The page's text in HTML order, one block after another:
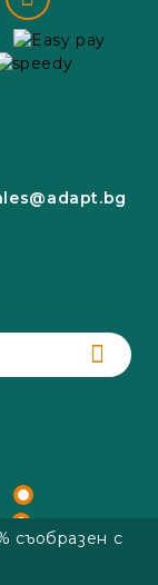
съобразен с